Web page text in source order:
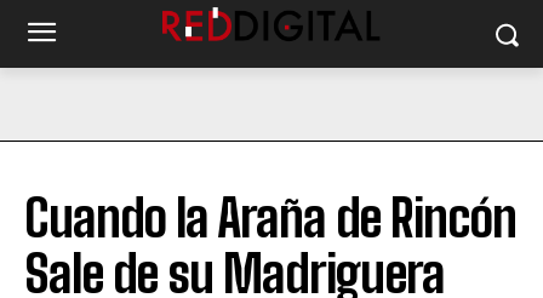
Cuando la Araña de Rincón
Sale de su Madriguera